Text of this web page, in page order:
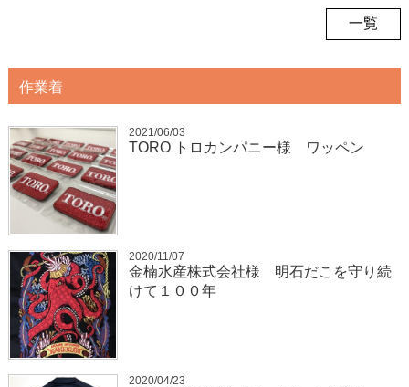
一覧
作業着
2021/06/03
TORO トロカンパニー様 ワッペン
2020/11/07
金楠水産株式会社様 明石だこを守り続
けて１００年
2020/04/23